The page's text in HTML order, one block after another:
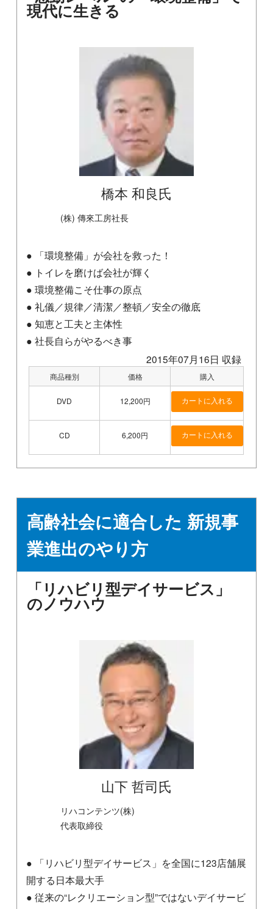
現代に生きる
橋本 和良氏
(株) 傳來工房社長
● 「環境整備」が会社を救った！
● トイレを磨けば会社が輝く
● 環境整備こそ仕事の原点
● 礼儀／規律／清潔／整頓／安全の徹底
● 知恵と工夫と主体性
● 社長自らがやるべき事
2015年07月16日 収録
商品種別 価格 購入
DVD 12,200円
CD 6,200円
高齢社会に適合した 新規事
業進出のやり方
「リハビリ型デイサービス」
のノウハウ
山下 哲司氏
リハコンテンツ(株)
代表取締役
● 「リハビリ型デイサービス」を全国に123店舗展
開する日本最大手
● 従来の“レクリエーション型”ではないデイサービ